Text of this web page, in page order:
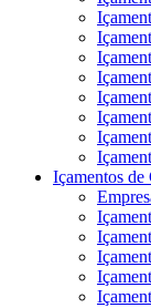
Içamentos de